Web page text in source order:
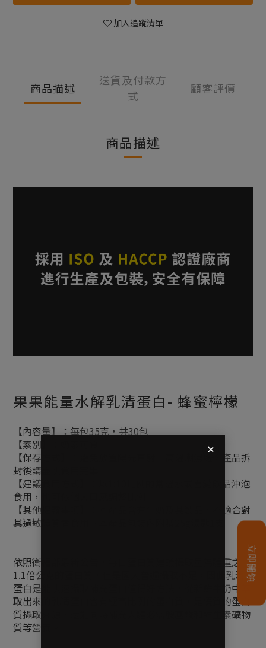
加入追蹤清單
商品描述
送貨及付款方
式
顧客評價
商品描述
＝
果果能量水解乳清蛋白- 蜂蜜檸檬
【內容量】：每包35克，共30包
【素別】：奶素可食
【保存方式】：避免放置陽光直射、高溫潮濕處，產品拆
封後請盡快食用完畢
【建議食用方式】：以1:10比例的常溫水或喜愛飲品沖泡
食用，也可依個人口感調整比例
【其他揭露事項】：本產品含有牛奶及其製品，不適合對
其過敏體質者食用。本產品包裝內附贈25g湯匙1支
依照衛福部最新公告，每日蛋白質建議攝取量為體重之
1.1倍公克的蛋白質，但是國人普遍攝取不足，因此乳清
蛋白是能快速攝取補充蛋白值得好方法，從新鮮牛奶中萃
取出來的乳清蛋白含有極高比例的蛋白質，是優質的蛋白
質攝取來源，還能同時補充人體必需胺基酸和維生素礦物
質等營養。